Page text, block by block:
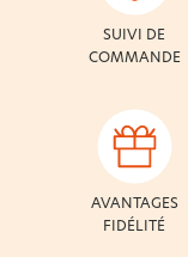
SUIVI DE
COMMANDE
AVANTAGES
FIDÉLITÉ